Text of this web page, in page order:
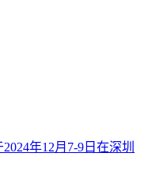
年12月7-9日在深圳